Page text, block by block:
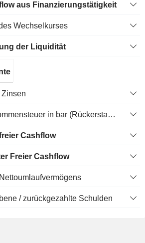
aus Finanzierungstätigkeit
Wechselkurses
der Liquidität
Zinsen
Gezahlte Einkommensteuer in bar (Rückerstattung)
Cashflow
Freier Cashflow
/ zurückgezahlte Schulden